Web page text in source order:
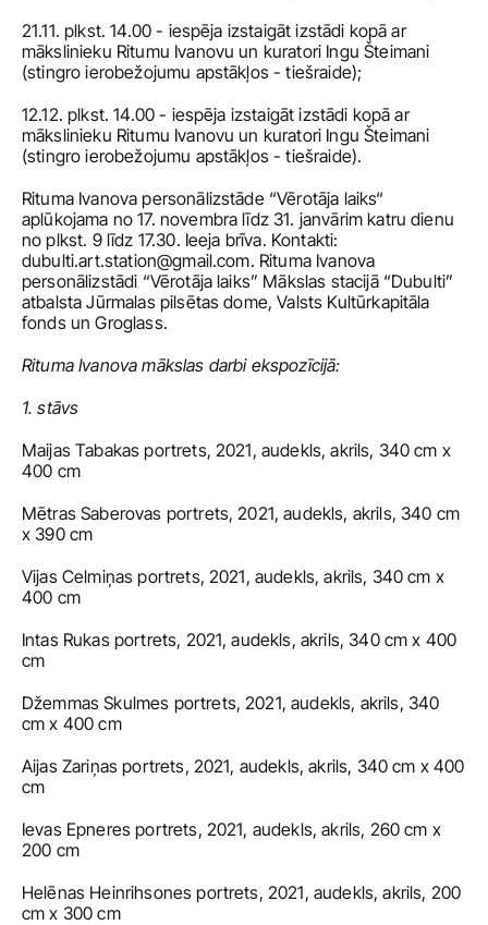
21.11. plkst. 14.00 - iespēja izstaigāt izstādi kopā ar
mākslinieku Ritumu Ivanovu un kuratori Ingu Šteimani
(stingro ierobežojumu apstākļos - tiešraide);
12.12. plkst. 14.00 - iespēja izstaigāt izstādi kopā ar
mākslinieku Ritumu Ivanovu un kuratori Ingu Šteimani
(stingro ierobežojumu apstākļos - tiešraide).
Rituma Ivanova personālizstāde “Vērotāja laiks“
aplūkojama no 17. novembra līdz 31. janvārim katru dienu
dubulti.art.station@gmail.com. Rituma Ivanova
personālizstādi “Vērotāja laiks” Mākslas stacijā “Dubulti”
atbalsta Jūrmalas pilsētas dome, Valsts Kultūrkapitāla
fonds un Groglass.
Rituma Ivanova mākslas darbi ekspozīcijā:
1. stāvs
Maijas Tabakas portrets, 2021, audekls, akrils, 340 cm x
400 cm
Mētras Saberovas portrets, 2021, audekls, akrils, 340 cm
x 390 cm
Vijas Celmiņas portrets, 2021, audekls, akrils, 340 cm x
400 cm
Intas Rukas portrets, 2021, audekls, akrils, 340 cm x 400
cm
Džemmas Skulmes portrets, 2021, audekls, akrils, 340
cm x 400 cm
Aijas Zariņas portrets, 2021, audekls, akrils, 340 cm x 400
cm
Ievas Epneres portrets, 2021, audekls, akrils, 260 cm x
200 cm
Helēnas Heinrihsones portrets, 2021, audekls, akrils, 200
cm x 300 cm